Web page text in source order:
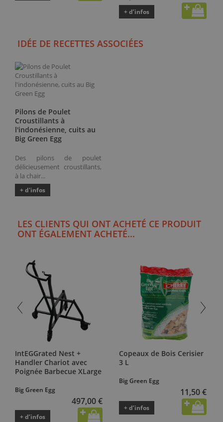
+ d’infos
IDÉE DE RECETTES ASSOCIÉES
Pilons de Poulet
Croustillants à
l'indonésienne, cuits au
Big Green Egg
Des pilons de poulet
délicieusement croustillants,
à la chair...
+ d'infos
LES CLIENTS QUI ONT ACHETÉ CE PRODUIT
ONT ÉGALEMENT ACHETÉ...
IntEGGrated Nest +
Handler Chariot avec
Poignée Barbecue XLarge
Big Green Egg
497,00 €
+ d’infos
Copeaux de Bois Cerisier
3 L
Big Green Egg
11,50 €
+ d’infos